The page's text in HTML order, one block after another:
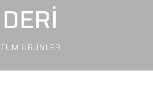
DERİ
TÜM ÜRÜNLER